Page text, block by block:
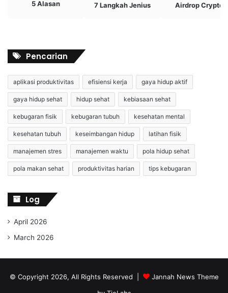
5 Alasan 7 Langkah Jenius Airdrop Crypto
Pencarian
aplikasi produktivitas efisiensi kerja gaya hidup aktif
gaya hidup sehat hidup sehat kebiasaan sehat
kebugaran fisik kebugaran tubuh kesehatan mental
kesehatan tubuh keseimbangan hidup latihan fisik
manajemen stres manajemen waktu pola hidup sehat
pola makan sehat produktivitas harian tips kebugaran
Log
April 2026
March 2026
© Copyright 2026, All Rights Reserved |
Jannah News Theme